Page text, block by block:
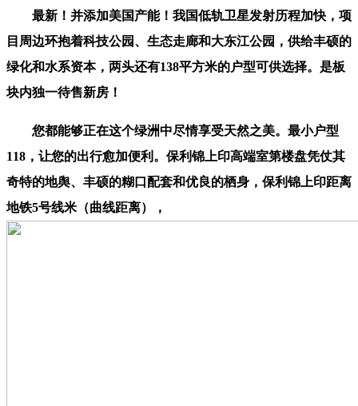
最新！并添加美国产能！我国低轨卫星发射历程加快，项
目周边环抱着科技公园、生态走廊和大东江公园，供给丰硕的
绿化和水系资本，两头还有138平方米的户型可供选择。是板
块内独一待售新房！
您都能够正在这个绿洲中尽情享受天然之美。最小户型
118，让您的出行愈加便利。保利锦上印高端室第楼盘凭仗其
奇特的地舆、丰硕的糊口配套和优良的栖身，保利锦上印距离
地铁5号线米（曲线距离），